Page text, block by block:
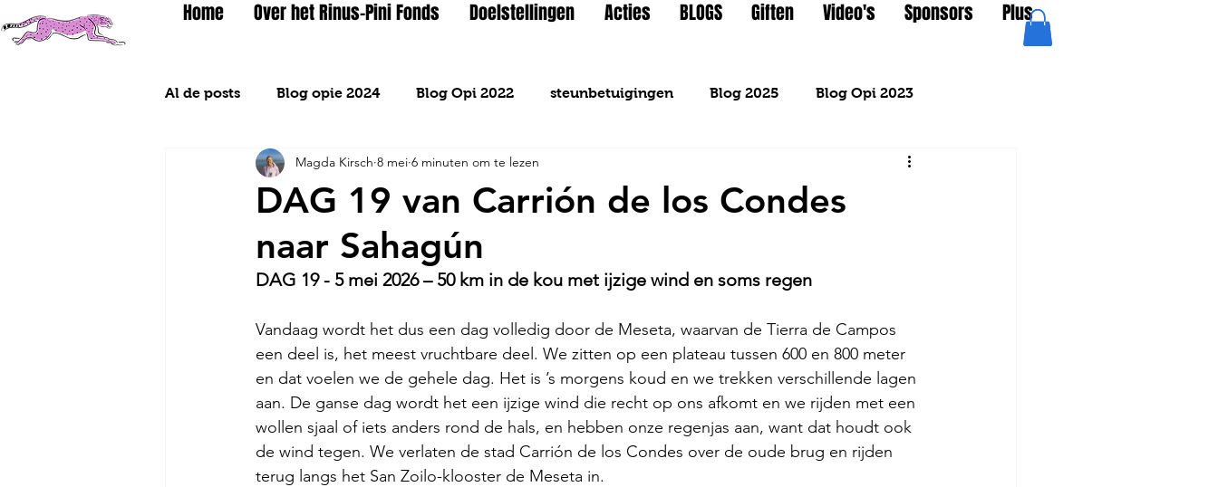
Home Over het Rinus-Pini Fonds Doelstellingen Acties BLOGS Giften Video's Sponsors Plus
Al de posts Blog opie 2024 Blog Opi 2022 steunbetuigingen Blog 2025 Blog Opi 2023
Blog 2026
DAG 19 van Carrión de los Condes
naar Sahagún
Magda Kirsch 8 mei 6 minuten om te lezen
DAG 19 - 5 mei 2026 – 50 km in de kou met ijzige wind en soms regen
Vandaag wordt het dus een dag volledig door de Meseta, waarvan de Tierra de Campos
een deel is, het meest vruchtbare deel. We zitten op een plateau tussen 600 en 800 meter
en dat voelen we de gehele dag. Het is ’s morgens koud en we trekken verschillende lagen
aan. De ganse dag wordt het een ijzige wind die recht op ons afkomt en we rijden met een
wollen sjaal of iets anders rond de hals, en hebben onze regenjas aan, want dat houdt ook
de wind tegen. We verlaten de stad Carrión de los Condes over de oude brug en rijden
terug langs het San Zoilo-klooster de Meseta in.